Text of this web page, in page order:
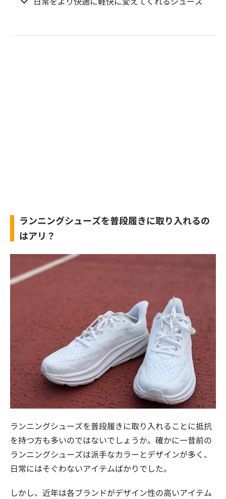
ランニングシューズを普段履きに取り入れるの
はアリ？
ランニングシューズを普段履きに取り入れることに抵抗
を持つ方も多いのではないでしょうか。確かに一昔前の
ランニングシューズは派手なカラーとデザインが多く、
日常にはそぐわないアイテムばかりでした。
しかし、近年は各ブランドがデザイン性の高いアイテム